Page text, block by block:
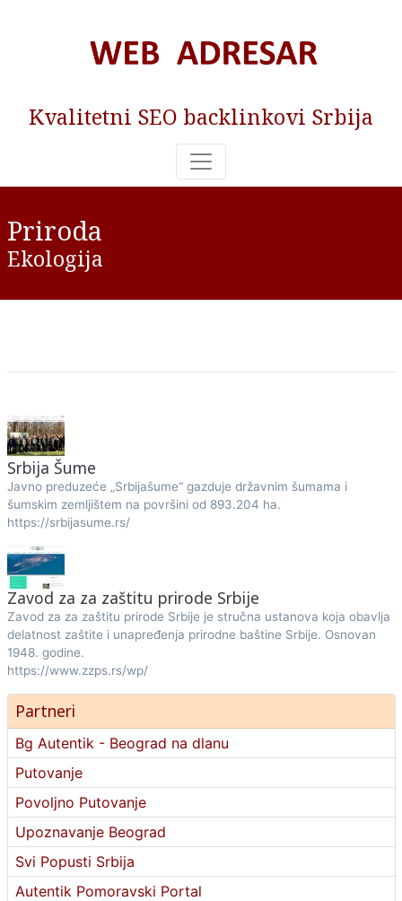
Kvalitetni SEO backlinkovi Srbija
Priroda
Ekologija
Srbija Šume
Javno preduzeće „Srbijašume“ gazduje državnim šumama i
šumskim zemljištem na površini od 893.204 ha.
https://srbijasume.rs/
Zavod za za zaštitu prirode Srbije
Zavod za za zaštitu prirode Srbije je stručna ustanova koja obavlja
delatnost zaštite i unapređenja prirodne baštine Srbije. Osnovan
1948. godine.
https://www.zzps.rs/wp/
Partneri
Bg Autentik - Beograd na dlanu
Putovanje
Povoljno Putovanje
Upoznavanje Beograd
Svi Popusti Srbija
Autentik Pomoravski Portal